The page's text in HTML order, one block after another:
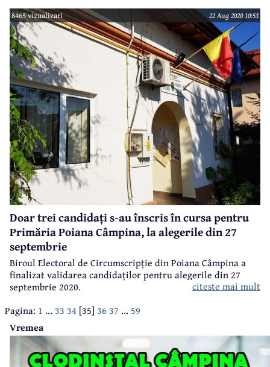
o mulțime de candidați, nu mai puțin de nouă, lupta
anunțându-se mai echilibrată că niciodată.
8465 vizualizari 22 Aug 2020 10:53
Doar trei candidați s-au înscris în cursa pentru
Primăria Poiana Câmpina, la alegerile din 27
septembrie
Biroul Electoral de Circumscripție din Poiana Câmpina a
finalizat validarea candidaților pentru alegerile din 27
septembrie 2020.
citeste mai mult
Pagina: 1 ... 33 34 [35] 36 37 ... 59
Vremea